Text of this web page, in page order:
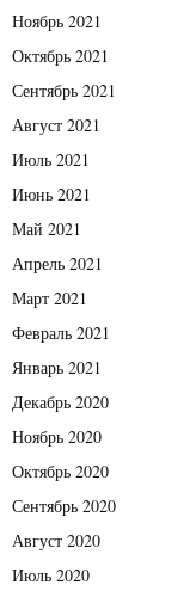
Ноябрь 2021
Октябрь 2021
Сентябрь 2021
Август 2021
Июль 2021
Июнь 2021
Май 2021
Апрель 2021
Март 2021
Февраль 2021
Январь 2021
Декабрь 2020
Ноябрь 2020
Октябрь 2020
Сентябрь 2020
Август 2020
Июль 2020